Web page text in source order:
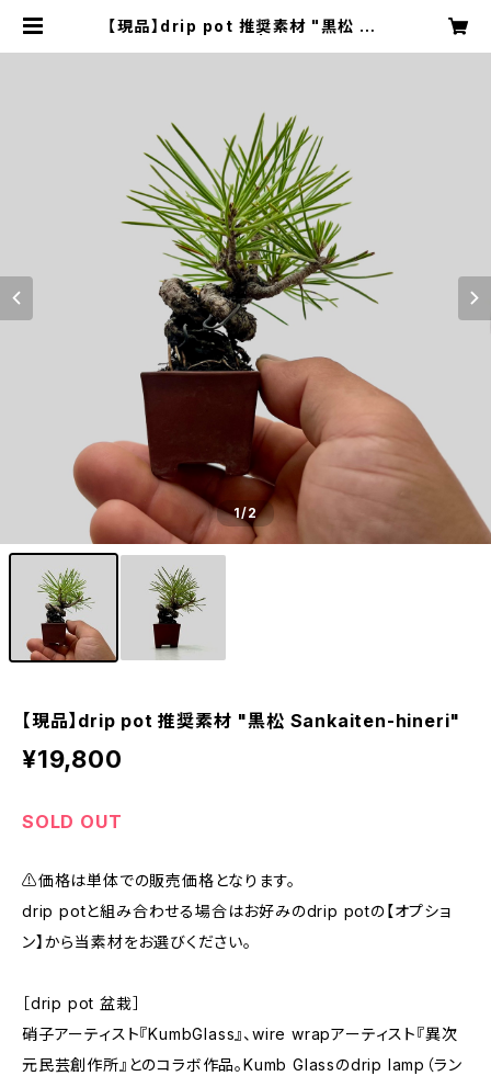
【現品】drip pot 推奨素材 "黒松 Sa
1/2
【現品】drip pot 推奨素材 "黒松 Sankaiten-hineri"
¥19,800
SOLD OUT
⚠️価格は単体での販売価格となります。
drip potと組み合わせる場合はお好みのdrip potの【オプショ
ン】から当素材をお選びください。
［drip pot 盆栽］
硝子アーティスト『KumbGlass』、wire wrapアーティスト『異次
元民芸創作所』とのコラボ作品。Kumb Glassのdrip lamp（ラン